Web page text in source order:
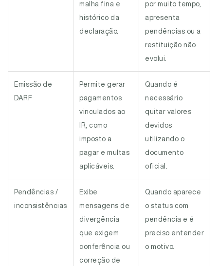
malha fina e
histórico da
declaração.
por muito tempo,
apresenta
pendências ou a
restituição não
evolui.
Emissão de
DARF
Permite gerar
pagamentos
vinculados ao
IR, como
imposto a
pagar e multas
aplicáveis.
Quando é
necessário
quitar valores
devidos
utilizando o
documento
oficial.
Pendências /
inconsistências
Exibe
mensagens de
divergência
que exigem
conferência ou
correção de
Quando aparece
o status com
pendência e é
preciso entender
o motivo.